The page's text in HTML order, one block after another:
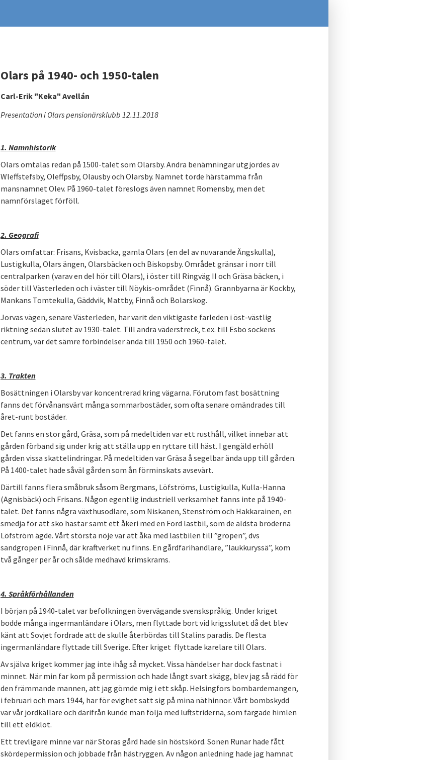
Olars på 1940- och 1950-talen
Carl-Erik "Keka" Avellán
Presentation i Olars pensionärsklubb 12.11.2018
1. Namnhistorik
Olars omtalas redan på 1500-talet som Olarsby. Andra benämningar utgjordes av
Wleffstefsby, Oleffpsby, Olausby och Olarsby. Namnet torde härstamma från
mansnamnet Olev. På 1960-talet föreslogs även namnet Romensby, men det
namnförslaget förföll.
2. Geografi
Olars omfattar: Frisans, Kvisbacka, gamla Olars (en del av nuvarande Ängskulla),
Lustigkulla, Olars ängen, Olarsbäcken och Biskopsby. Området gränsar i norr till
centralparken (varav en del hör till Olars), i öster till Ringväg II och Gräsa bäcken, i
söder till Västerleden och i väster till Nöykis-området (Finnå). Grannbyarna är Kockby,
Mankans Tomtekulla, Gäddvik, Mattby, Finnå och Bolarskog.
Jorvas vägen, senare Västerleden, har varit den viktigaste farleden i öst-västlig
riktning sedan slutet av 1930-talet. Till andra väderstreck, t.ex. till Esbo sockens
centrum, var det sämre förbindelser ända till 1950 och 1960-talet.
3. Trakten
Bosättningen i Olarsby var koncentrerad kring vägarna. Förutom fast bosättning
fanns det förvånansvärt många sommarbostäder, som ofta senare omändrades till
året-runt bostäder.
Det fanns en stor gård, Gräsa, som på medeltiden var ett rusthåll, vilket innebar att
gården förband sig under krig att ställa upp en ryttare till häst. I gengäld erhöll
gården vissa skattelindringar. På medeltiden var Gräsa å segelbar ända upp till gården.
På 1400-talet hade såväl gården som ån förminskats avsevärt.
Därtill fanns flera småbruk såsom Bergmans, Löfströms, Lustigkulla, Kulla-Hanna
(Agnisbäck) och Frisans. Någon egentlig industriell verksamhet fanns inte på 1940-
talet. Det fanns några växthusodlare, som Niskanen, Stenström och Hakkarainen, en
smedja för att sko hästar samt ett åkeri med en Ford lastbil, som de äldsta bröderna
Löfström ägde. Vårt största nöje var att åka med lastbilen till ”gropen”, dvs
sandgropen i Finnå, där kraftverket nu finns. En gårdfarihandlare, ”laukkuryssä”, kom
två gånger per år och sålde medhavd krimskrams.
4. Språkförhållanden
I början på 1940-talet var befolkningen övervägande svenskspråkig. Under kriget
bodde många ingermanländare i Olars, men flyttade bort vid krigsslutet då det blev
känt att Sovjet fordrade att de skulle återbördas till Stalins paradis. De flesta
ingermanländare flyttade till Sverige. Efter kriget flyttade karelare till Olars.
Av själva kriget kommer jag inte ihåg så mycket. Vissa händelser har dock fastnat i
minnet. När min far kom på permission och hade långt svart skägg, blev jag så rädd för
den främmande mannen, att jag gömde mig i ett skåp. Helsingfors bombardemangen,
i februari och mars 1944, har för evighet satt sig på mina näthinnor. Vårt bombskydd
var vår jordkällare och därifrån kunde man följa med luftstriderna, som färgade himlen
till ett eldklot.
Ett trevligare minne var när Storas gård hade sin höstskörd. Sonen Runar hade fått
skördepermission och jobbade från hästryggen. Av någon anledning hade jag hamnat